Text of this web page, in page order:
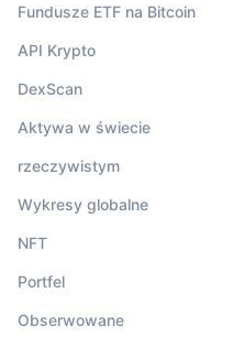
Fundusze ETF na Bitcoin
API Krypto
DexScan
Aktywa w świecie
rzeczywistym
Wykresy globalne
NFT
Portfel
Obserwowane